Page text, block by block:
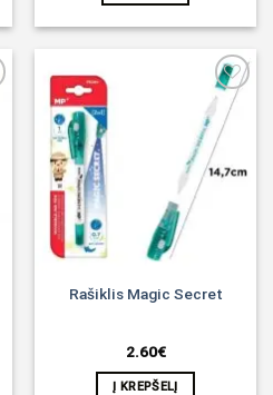
Noriu!
Rašiklis Magic Secret
2.60€
Į KREPŠELĮ